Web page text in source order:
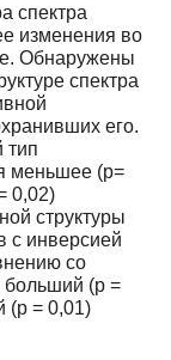
спектра
изменения во
Обнаружены
спектра
его.
тип
меньшее (p=
0,02)
структуры
с инверсией
со
больший (p =
(p = 0,01)